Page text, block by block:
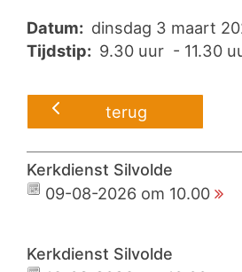
Datum: dinsdag 3 maart
Tijdstip: 9.30 uur - 11.30
terug
Kerkdienst Silvolde
09-08-2026 om 10.00
Kerkdienst Silvolde